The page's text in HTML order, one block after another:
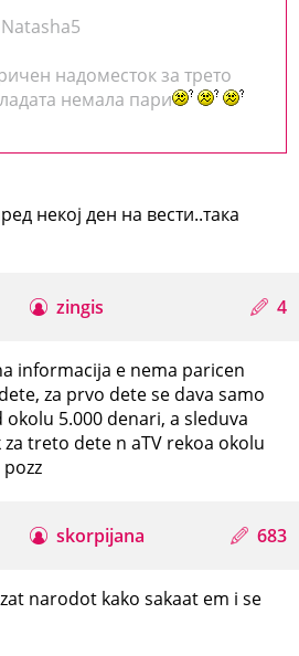
надоместок за трето
немала пари
некој ден на вести..така
zingis 4
informacija e nema paricen
za prvo dete se dava samo
5.000 denari, a sleduva
treto dete n aTV rekoa okolu
skorpijana 683
narodot kako sakaat em i se